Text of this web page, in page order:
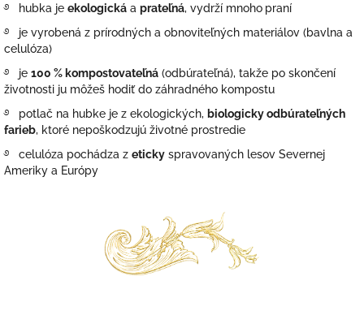
࿔ hubka je ekologická a prateľná, vydrží mnoho praní
࿔ je vyrobená z prírodných a obnoviteľných materiálov (bavlna a
celulóza)
࿔ je 100 % kompostovateľná (odbúrateľná), takže po skončení
životnosti ju môžeš hodiť do záhradného kompostu
࿔ potlač na hubke je z ekologických, biologicky odbúrateľných
farieb, ktoré nepoškodzujú životné prostredie
࿔ celulóza pochádza z eticky spravovaných lesov Severnej
Ameriky a Európy